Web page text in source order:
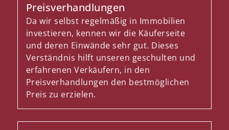
Preisverhandlungen
Da wir selbst regelmäßig in Immobilien
investieren, kennen wir die Käuferseite
und deren Einwände sehr gut. Dieses
Verständnis hilft unseren geschulten und
erfahrenen Verkäufern, in den
Preisverhandlungen den bestmöglichen
Preis zu erzielen.